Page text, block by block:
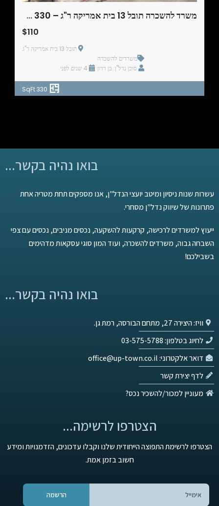
משרד להשכרה תובל 13 בית אמריקה ר"ג – 330 מ"ר
$110
תובל 13 בית אמריקה ר"ג
משרדים להשכרה
סוכן נדל"ן: בן דדון
330 SqFt
בואו נהיה בקשר...
עשרות שנות ניסיון ומיטב יועצי הנדל"ן, אנו מספקים תחת מטריה אחת
פתרונות של שיווק נדל"ן מסחרי.
ייעוץ למשרדים לרכישה, קרקעות להשקעה, נכסים מניבים, נכסים עם צפי
השבחה גבוה, משרדים להשכרה, ועוד המון סוגי עסקאות מדהימים
בשבילכם!
בואו נהיה בקשר...
וויז: היצירה 27, מתחם הבורסה, רמת גן.
לחיוג בטלפון: 03-575-5788
דואר אלקטרוני: office@up-town.co.il
לדף יצירת קשר
מעוניין למכור/להשכיר נכס?
הצטרפו לרשימה...
הצטרפו לרשימת התפוצה הייחודית שלנו וקבלו עדכונים, הזדמנויות ומידע
חשוב בזמן אמת.
הרשמה